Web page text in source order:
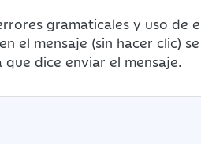
gramaticales y uso de
el mensaje (sin hacer clic)
dice enviar el mensaje.